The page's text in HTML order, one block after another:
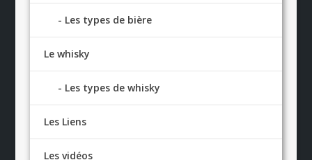
Les types de bière
Le whisky
Les types de whisky
Les Liens
Les vidéos